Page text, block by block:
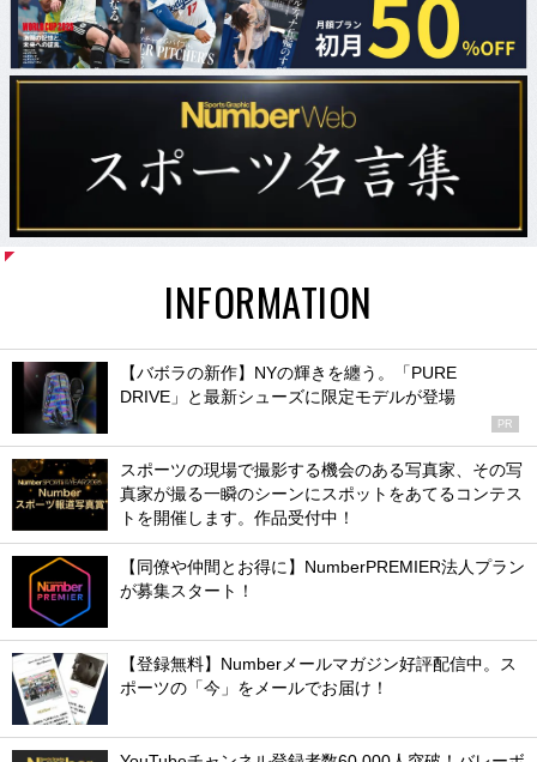
INFORMATION
【バボラの新作】NYの輝きを纏う。「PURE
DRIVE」と最新シューズに限定モデルが登場
PR
スポーツの現場で撮影する機会のある写真家、その写
真家が撮る一瞬のシーンにスポットをあてるコンテス
トを開催します。作品受付中！
【同僚や仲間とお得に】NumberPREMIER法人プラン
が募集スタート！
【登録無料】Numberメールマガジン好評配信中。ス
ポーツの「今」をメールでお届け！